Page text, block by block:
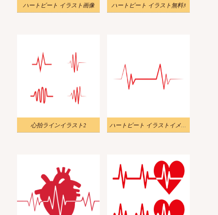
ハートビート イラスト画像 ハートビート イラスト無料3
心拍ラインイラスト2 ハートビート イラストイメージ